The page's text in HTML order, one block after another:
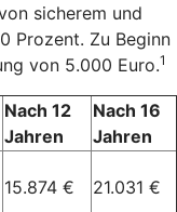
sicherem und
Prozent. Zu Beginn
von 5.000 Euro.1
Nach 12
Jahren
Nach 16
Jahren
15.874 € 21.031 €